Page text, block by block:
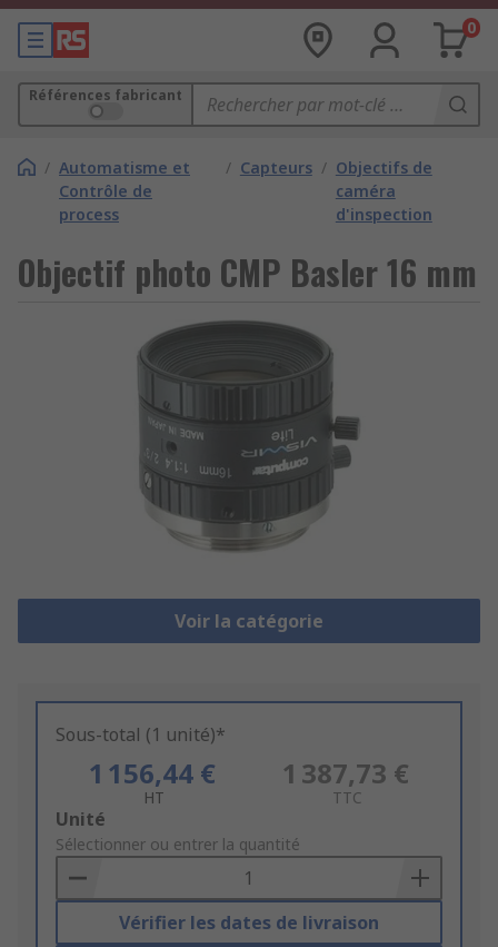
0
Références fabricant
/ Automatisme et
Contrôle de
process
/ Capteurs / Objectifs de
caméra
d'inspection
Objectif photo CMP Basler 16 mm
Voir la catégorie
Sous-total (1 unité)*
1 156,44 €
HT
1 387,73 €
TTC
Add
to
Basket
Unité
Sélectionner ou entrer la quantité
Vérifier les dates de livraison